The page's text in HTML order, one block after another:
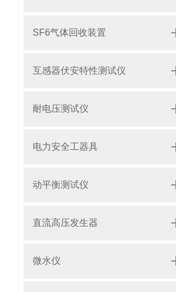
SF6气体回收装置
互感器伏安特性测试仪
耐电压测试仪
电力安全工器具
动平衡测试仪
直流高压发生器
微水仪